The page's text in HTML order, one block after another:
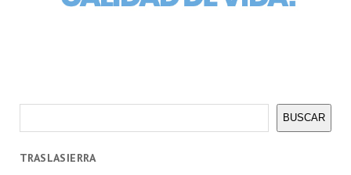
BUSCAR
TRASLASIERRA